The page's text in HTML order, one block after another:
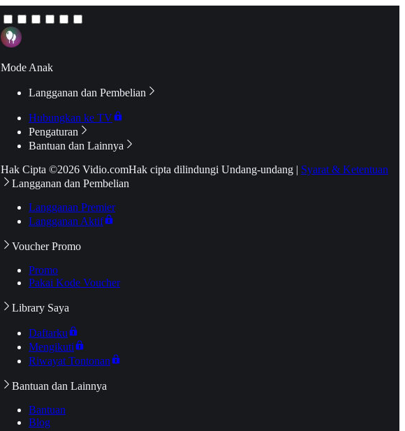
Mode Anak
Langganan dan Pembelian
Hubungkan ke TV
Pengaturan
Bantuan dan Lainnya
Hak Cipta ©2026 Vidio.comHak cipta dilindungi Undang-undang | Syarat & Ketentuan
Langganan dan Pembelian
Langganan Premier
Langganan Aktif
Voucher Promo
Promo
Pakai Kode Voucher
Library Saya
Daftarku
Mengikuti
Riwayat Tontonan
Bantuan dan Lainnya
Bantuan
Blog